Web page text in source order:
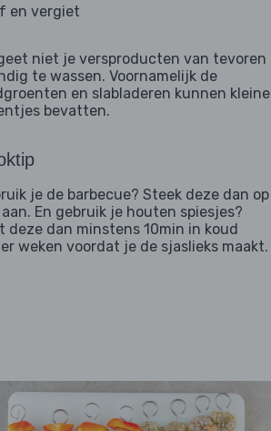
en vergiet
niet je versproducten van tevoren
te wassen. Voornamelijk de
en slabladeren kunnen kleine
bevatten.
je de barbecue? Steek deze dan op
En gebruik je houten spiesjes?
deze dan minstens 10min in koud
weken voordat je de sjaslieks maakt.